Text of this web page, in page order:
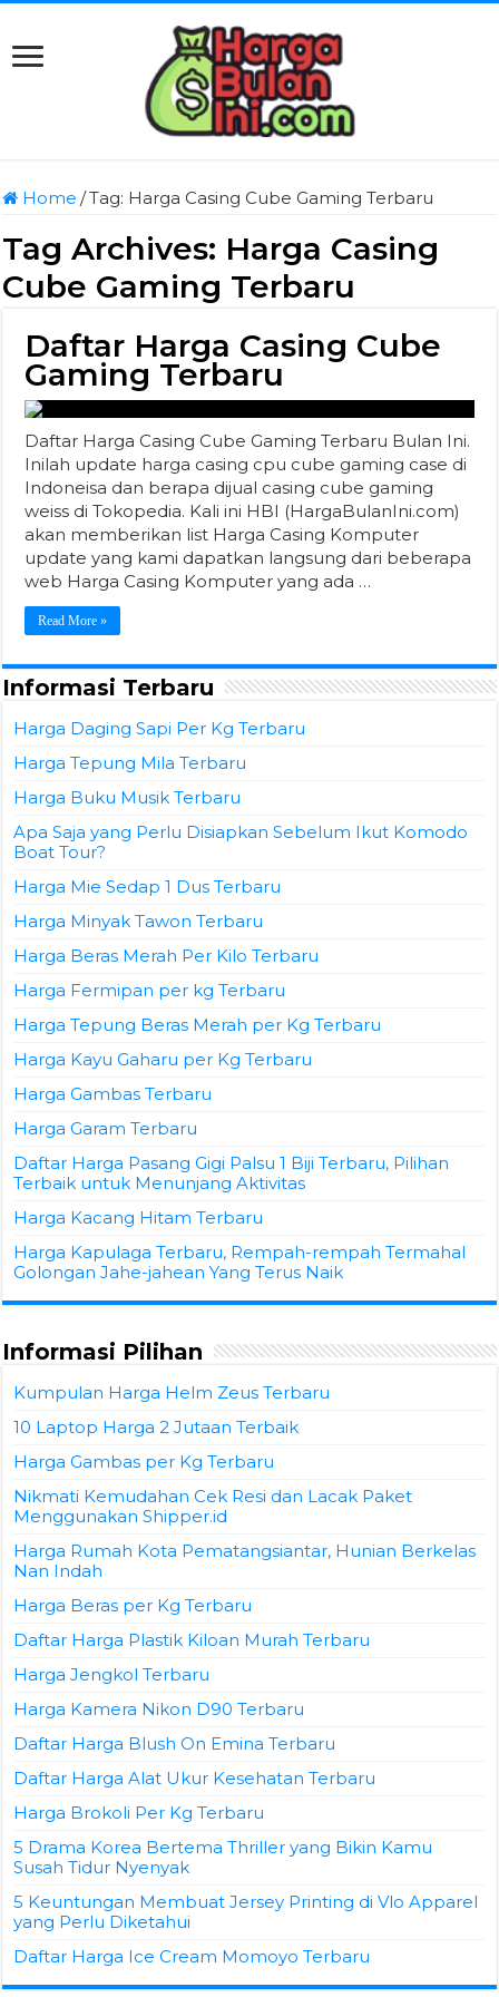
Home /Tag: Harga Casing Cube Gaming Terbaru
Tag Archives: Harga Casing
Cube Gaming Terbaru
Daftar Harga Casing Cube
Gaming Terbaru
Daftar Harga Casing Cube Gaming Terbaru Bulan Ini.
Inilah update harga casing cpu cube gaming case di
Indoneisa dan berapa dijual casing cube gaming
weiss di Tokopedia. Kali ini HBI (HargaBulanIni.com)
akan memberikan list Harga Casing Komputer
update yang kami dapatkan langsung dari beberapa
web Harga Casing Komputer yang ada …
Read More »
Informasi Terbaru
Harga Daging Sapi Per Kg Terbaru
Harga Tepung Mila Terbaru
Harga Buku Musik Terbaru
Apa Saja yang Perlu Disiapkan Sebelum Ikut Komodo
Boat Tour?
Harga Mie Sedap 1 Dus Terbaru
Harga Minyak Tawon Terbaru
Harga Beras Merah Per Kilo Terbaru
Harga Fermipan per kg Terbaru
Harga Tepung Beras Merah per Kg Terbaru
Harga Kayu Gaharu per Kg Terbaru
Harga Gambas Terbaru
Harga Garam Terbaru
Daftar Harga Pasang Gigi Palsu 1 Biji Terbaru, Pilihan
Terbaik untuk Menunjang Aktivitas
Harga Kacang Hitam Terbaru
Harga Kapulaga Terbaru, Rempah-rempah Termahal
Golongan Jahe-jahean Yang Terus Naik
Informasi Pilihan
Kumpulan Harga Helm Zeus Terbaru
10 Laptop Harga 2 Jutaan Terbaik
Harga Gambas per Kg Terbaru
Nikmati Kemudahan Cek Resi dan Lacak Paket
Menggunakan Shipper.id
Harga Rumah Kota Pematangsiantar, Hunian Berkelas
Nan Indah
Harga Beras per Kg Terbaru
Daftar Harga Plastik Kiloan Murah Terbaru
Harga Jengkol Terbaru
Harga Kamera Nikon D90 Terbaru
Daftar Harga Blush On Emina Terbaru
Daftar Harga Alat Ukur Kesehatan Terbaru
Harga Brokoli Per Kg Terbaru
5 Drama Korea Bertema Thriller yang Bikin Kamu
Susah Tidur Nyenyak
5 Keuntungan Membuat Jersey Printing di Vlo Apparel
yang Perlu Diketahui
Daftar Harga Ice Cream Momoyo Terbaru